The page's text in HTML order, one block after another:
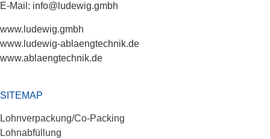
E-Mail: info@ludewig.gmbh
www.ludewig.gmbh
www.ludewig-ablaengtechnik.de
www.ablaengtechnik.de
SITEMAP
Lohnverpackung/Co-Packing
Lohnabfüllung